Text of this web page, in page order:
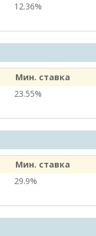
12.36%
Мин. ставка
23.55%
Мин. ставка
29.9%